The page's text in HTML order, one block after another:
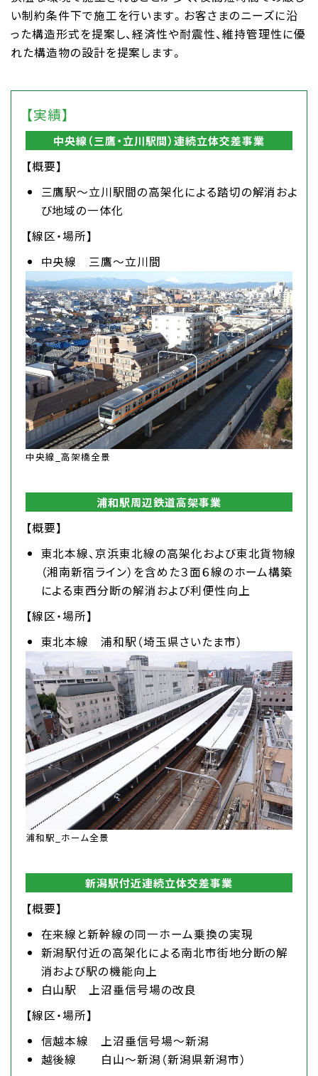
い制約条件下で施工を行います。お客さまのニーズに沿
った構造形式を提案し、経済性や耐震性、維持管理性に優
れた構造物の設計を提案します。
【実績】
中央線（三鷹・立川駅間）連続立体交差事業
【概要】
三鷹駅～立川駅間の高架化による踏切の解消およ
び地域の一体化
【線区・場所】
中央線 三鷹～立川間
中央線_高架橋全景
浦和駅周辺鉄道高架事業
【概要】
東北本線、京浜東北線の高架化および東北貨物線
（湘南新宿ライン）を含めた３面６線のホーム構築
による東西分断の解消および利便性向上
【線区・場所】
東北本線 浦和駅（埼玉県さいたま市）
浦和駅_ホーム全景
新潟駅付近連続立体交差事業
【概要】
在来線と新幹線の同一ホーム乗換の実現
新潟駅付近の高架化による南北市街地分断の解
消および駅の機能向上
白山駅 上沼垂信号場の改良
【線区・場所】
信越本線 上沼垂信号場～新潟
越後線 白山～新潟（新潟県新潟市）